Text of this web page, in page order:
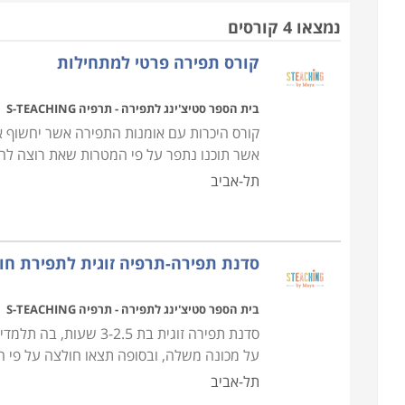
תפירה כלולים כבר במסגרת
לעצמם בגדים ייחודיים המושלמים לטעמם האישי.
קורס תפירה כולל בתוכו את כל השלבים בתהליך
מכונות תפירה, איך לבצע את כל סוגי התפרים
וקישוטים, מכפלות, גימורים וקפלים שונים, וגם
למי מיועד הקורס
כאמור, תפירה בקו יצור מסחרי היא כעת מקצוע
למדינות בהן הייצור יעיל וזול יותר. הקורסים
הקורסים מאפשרים להכיר ולהתנסות בכל הקשור
בגדים מיוחדים שיתאימו בדיוק למידת גופכם
ועד לעיצוב ותפירה עצמאית של פרטי מלתחה.
נמצאו 4 קורסים
קורס תפירה פרטי למתחילות
בית הספר סטיצ'ינג לתפירה - תרפיה S-TEACHING
קורס היכרות עם אומנות התפירה אשר יחשוף
אשר תוכנו נתפר על פי המטרות שאת רוצה
תל-אביב
סדנת תפירה-תרפיה זוגית לתפירת
בית הספר סטיצ'ינג לתפירה - תרפיה S-TEACHING
סדנת תפירה זוגית
על מכונה משלה, ובסופה תצאו חולצה על פי
תל-אביב